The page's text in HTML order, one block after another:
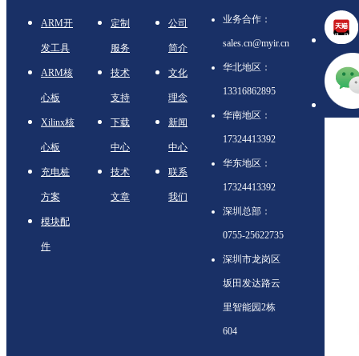
ARM开
发工具
ARM核
心板
Xilinx核
心板
充电桩
方案
模块配
件
定制
服务
技术
支持
下载
中心
技术
文章
公司
简介
文化
理念
新闻
中心
联系
我们
业务合作：
sales.cn@myir.cn
华北地区：
13316862895
华南地区：
17324413392
华东地区：
17324413392
深圳总部：
0755-25622735
深圳市龙岗区
坂田发达路云
里智能园2栋
604